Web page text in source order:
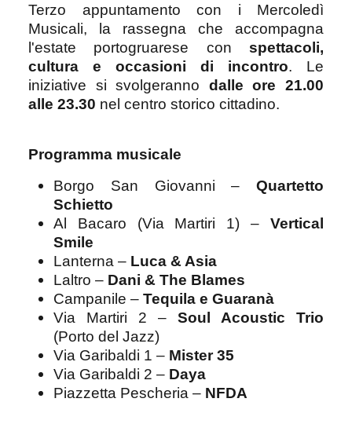
Terzo appuntamento con i Mercoledì
Musicali, la rassegna che accompagna
l'estate portogruarese con spettacoli,
cultura e occasioni di incontro. Le
iniziative si svolgeranno dalle ore 21.00
alle 23.30 nel centro storico cittadino.
Programma musicale
Borgo San Giovanni – Quartetto
Schietto
Al Bacaro (Via Martiri 1) – Vertical
Smile
Lanterna – Luca & Asia
Laltro – Dani & The Blames
Campanile – Tequila e Guaranà
Via Martiri 2 – Soul Acoustic Trio
(Porto del Jazz)
Via Garibaldi 1 – Mister 35
Via Garibaldi 2 – Daya
Piazzetta Pescheria – NFDA